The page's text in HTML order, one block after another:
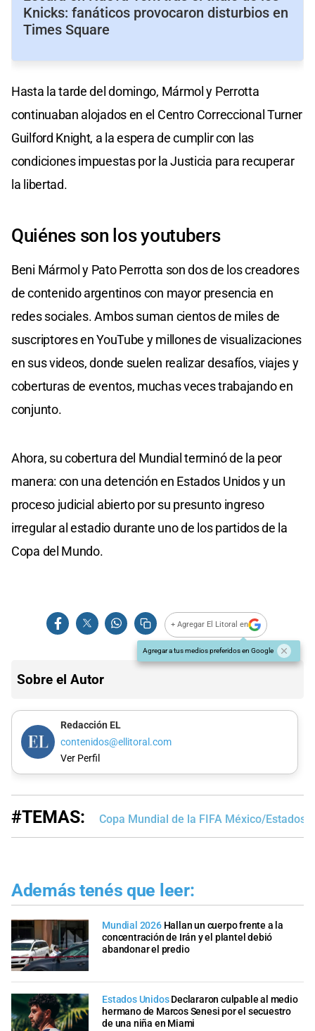
Knicks: fanáticos provocaron disturbios en
Times Square
Hasta la tarde del domingo, Mármol y Perrotta
continuaban alojados en el Centro Correccional Turner
Guilford Knight, a la espera de cumplir con las
condiciones impuestas por la Justicia para recuperar
la libertad.
Quiénes son los youtubers
Beni Mármol y Pato Perrotta son dos de los creadores
de contenido argentinos con mayor presencia en
redes sociales. Ambos suman cientos de miles de
suscriptores en YouTube y millones de visualizaciones
en sus videos, donde suelen realizar desafíos, viajes y
coberturas de eventos, muchas veces trabajando en
conjunto.
Ahora, su cobertura del Mundial terminó de la peor
manera: con una detención en Estados Unidos y un
proceso judicial abierto por su presunto ingreso
irregular al estadio durante uno de los partidos de la
Copa del Mundo.
+ Agregar El Litoral en
Agregar a tus medios preferidos en Google
Sobre el Autor
Redacción EL
contenidos@ellitoral.com
Ver Perfil
#TEMAS: Copa Mundial de la FIFA México/Estados
Además tenés que leer:
Mundial 2026 Hallan un cuerpo frente a la
concentración de Irán y el plantel debió
abandonar el predio
Estados Unidos Declararon culpable al medio
hermano de Marcos Senesi por el secuestro
de una niña en Miami